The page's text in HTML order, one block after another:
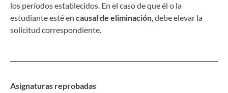
los períodos establecidos. En el caso de que él o la
estudiante esté en causal de eliminación, debe elevar la
solicitud correspondiente.
Asignaturas reprobadas